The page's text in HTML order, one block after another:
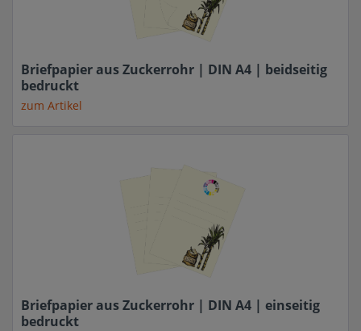
Briefpapier aus Zuckerrohr | DIN A4 | beidseitig
bedruckt
zum Artikel
Briefpapier aus Zuckerrohr | DIN A4 | einseitig
bedruckt